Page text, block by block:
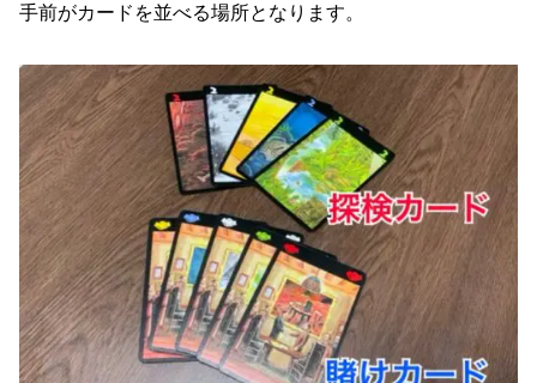
手前がカードを並べる場所となります。